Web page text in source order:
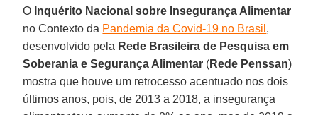
O Inquérito Nacional sobre Insegurança Alimentar
no Contexto da Pandemia da Covid-19 no Brasil ,
desenvolvido pela Rede Brasileira de Pesquisa em
Soberania e Segurança Alimentar (Rede Penssan)
mostra que houve um retrocesso acentuado nos dois
últimos anos, pois, de 2013 a 2018, a insegurança